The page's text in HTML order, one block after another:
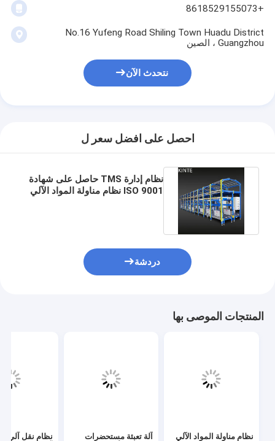
+8618529155073
No.16 Yufeng Road Shiling Town Huadu District
Guangzhou ، الصين
نتحدث الآن
احصل على افضل سعر ل
نظام إدارة TMS حاصل على شهادة
ISO 9001 نظام مناولة المواد الآلي
دردشة
المنتجات الموصى بها
نظام مناولة المواد الآلي
آلة تعبئة مستحضرات
نظام نقل آلي